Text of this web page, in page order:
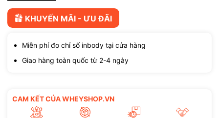
KHUYẾN MÃI - ƯU ĐÃI
Miễn phí đo chỉ số inbody tại cửa hàng
Giao hàng toàn quốc từ 2-4 ngày
CAM KẾT CỦA WHEYSHOP.VN